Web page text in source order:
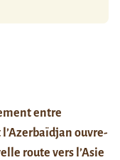
entre
ouvre-
route vers l’Asie